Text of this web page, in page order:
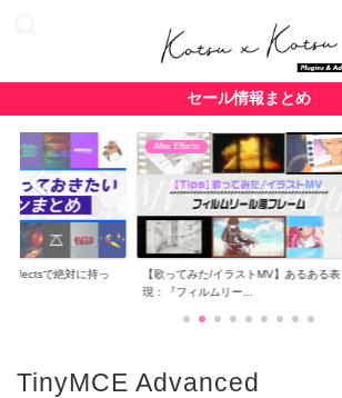
セール情報まとめ
Effectsで絶対に持っ
After Effects
【歌ってみた/イラストMV】あるある表
現：『フィルムリー...
TinyMCE Advanced